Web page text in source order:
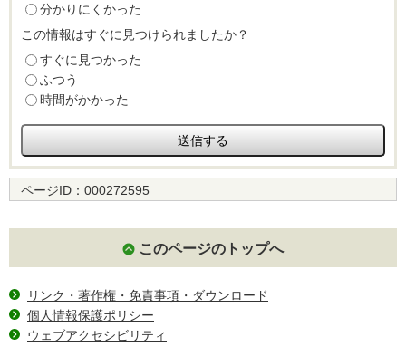
分かりにくかった
この情報はすぐに見つけられましたか？
すぐに見つかった
ふつう
時間がかかった
ページID： 000272595
このページのトップへ
リンク・著作権・免責事項・ダウンロード
個人情報保護ポリシー
ウェブアクセシビリティ